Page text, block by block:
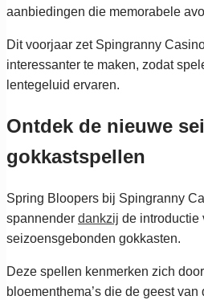
aanbiedingen die memorabele
Dit voorjaar zet Spingranny
interessanter te maken, zodat
lentegeluid ervaren.
Ontdek de nieuwe
gokkastspellen
Spring Bloopers bij Spingranny
spannender dankzij de introductie
seizoensgebonden gokkasten.
Deze spellen kenmerken zich
bloementhema’s die de geest